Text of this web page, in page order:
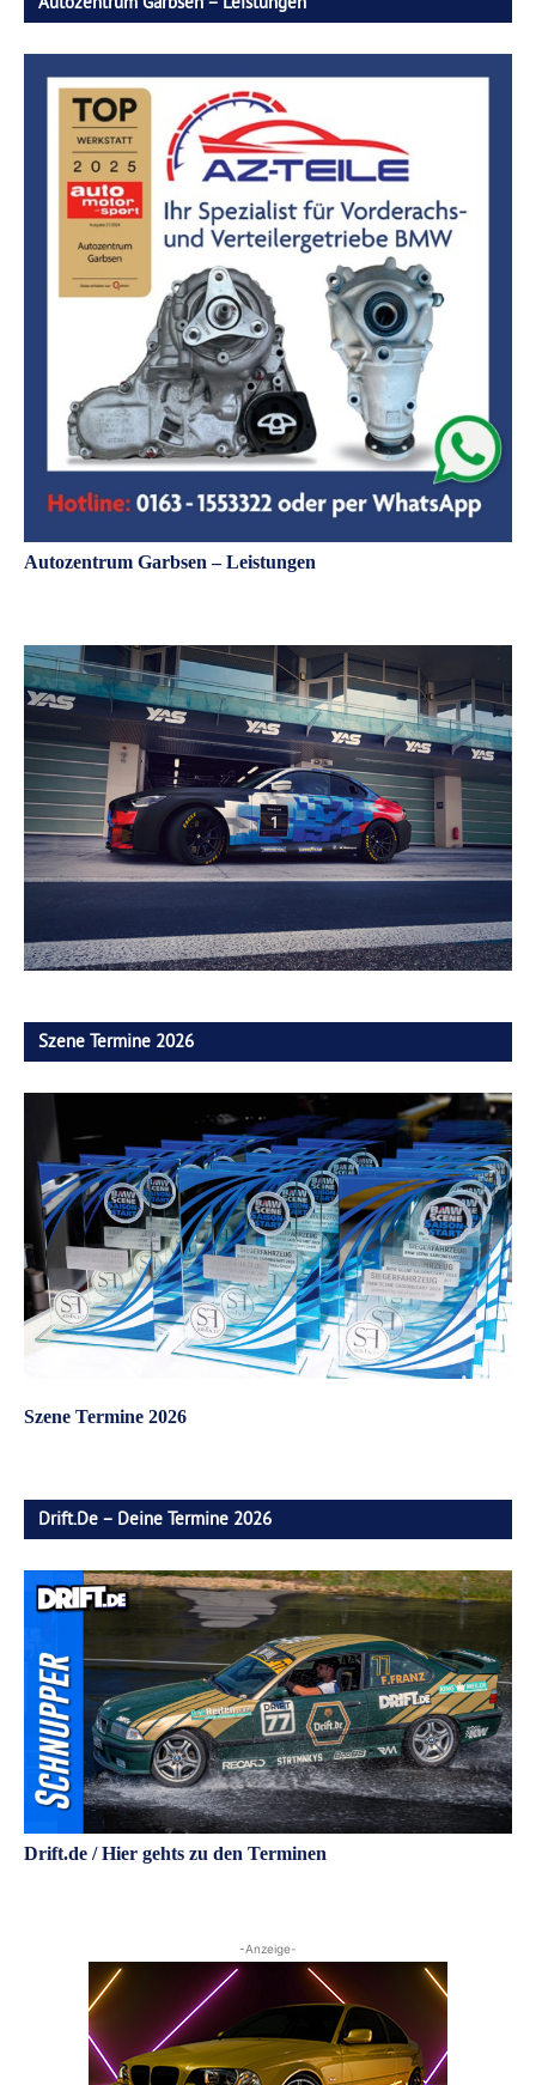
Autozentrum Garbsen – Leistungen
Szene Termine 2026
Szene Termine 2026
Drift.de – Deine Termine 2026
Drift.de / Hier gehts zu den Terminen
-Anzeige-